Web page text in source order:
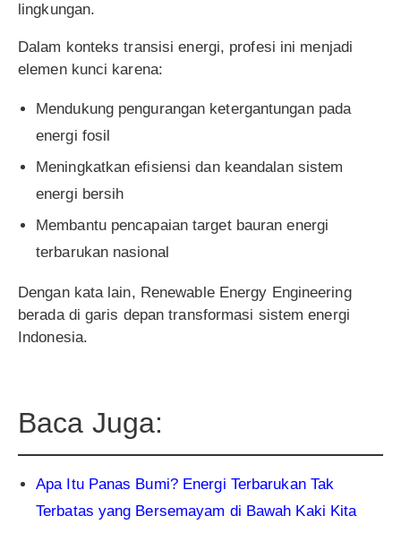
lingkungan.
Dalam konteks transisi energi, profesi ini menjadi
elemen kunci karena:
Mendukung pengurangan ketergantungan pada
energi fosil
Meningkatkan efisiensi dan keandalan sistem
energi bersih
Membantu pencapaian target bauran energi
terbarukan nasional
Dengan kata lain, Renewable Energy Engineering
berada di garis depan transformasi sistem energi
Indonesia.
Baca Juga:
Apa Itu Panas Bumi? Energi Terbarukan Tak
Terbatas yang Bersemayam di Bawah Kaki Kita